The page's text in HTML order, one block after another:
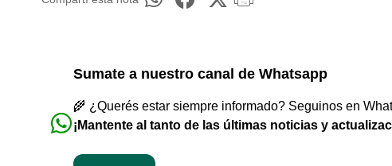
Sumate a nuestro canal de Whatsapp
🌾 ¿Querés estar siempre informado? Seguinos en
¡Mantente al tanto de las últimas noticias y